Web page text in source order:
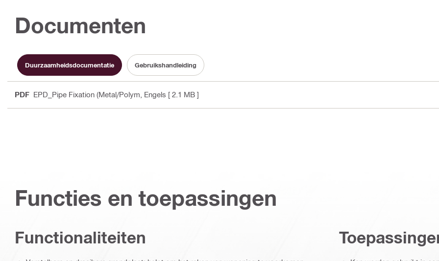
Documenten
Duurzaamheidsdocumentatie Gebruikshandleiding
PDF EPD_Pipe Fixation (Metal/Polym , Engels [ 2.1 MB ]
Functies en toepassingen
Functionaliteiten